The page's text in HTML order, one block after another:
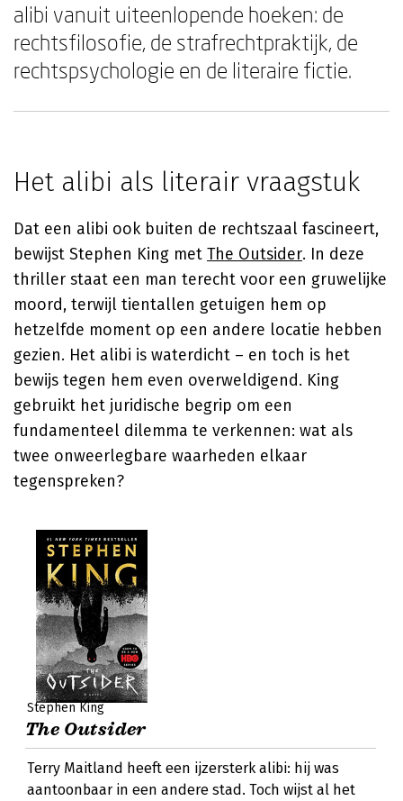
alibi vanuit uiteenlopende hoeken: de
rechtsfilosofie, de strafrechtpraktijk, de
rechtspsychologie en de literaire fictie.
Het alibi als literair vraagstuk
Dat een alibi ook buiten de rechtszaal fascineert,
bewijst Stephen King met The Outsider. In deze
thriller staat een man terecht voor een gruwelijke
moord, terwijl tientallen getuigen hem op
hetzelfde moment op een andere locatie hebben
gezien. Het alibi is waterdicht – en toch is het
bewijs tegen hem even overweldigend. King
gebruikt het juridische begrip om een
fundamenteel dilemma te verkennen: wat als
twee onweerlegbare waarheden elkaar
tegenspreken?
Stephen King
The Outsider
Terry Maitland heeft een ijzersterk alibi: hij was
aantoonbaar in een andere stad. Toch wijst al het